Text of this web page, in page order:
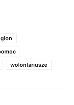
wolontariusze